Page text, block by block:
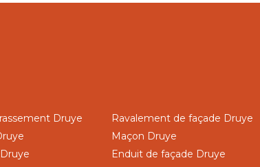
Druye
Ravalement de façade Druye
Maçon Druye
Enduit de façade Druye